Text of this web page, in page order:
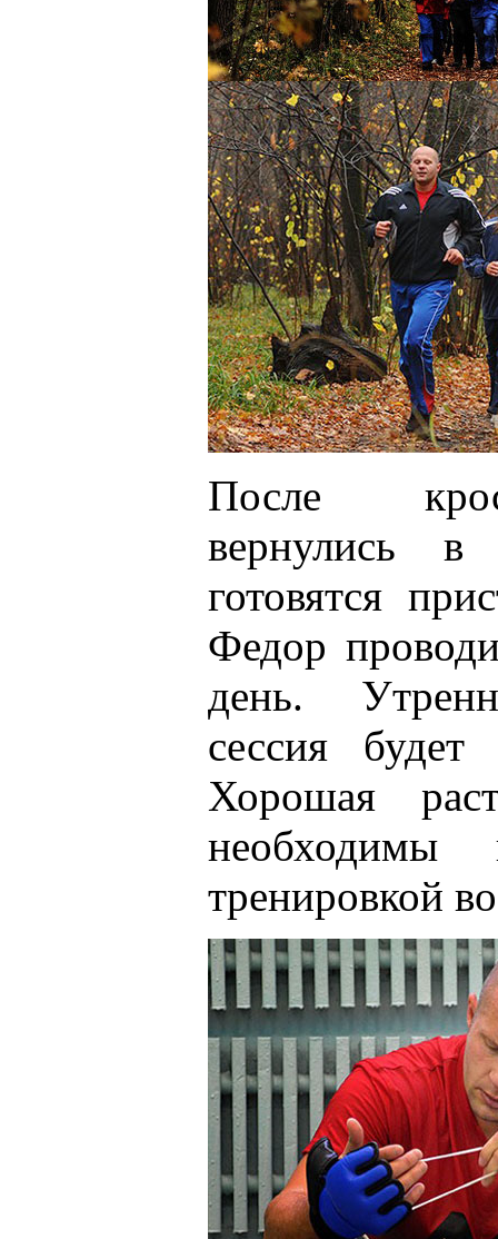
После
вернулись
готовятся
Федор
день.
сессия будет
Хорошая
необходимы
тренировкой